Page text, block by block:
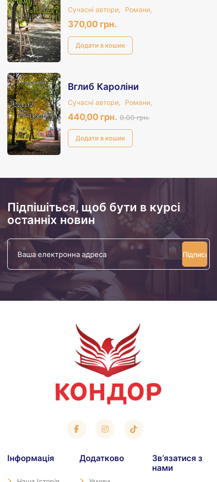
Сучасні автори, Романи,
370,00 грн.
Вглиб Кароліни
Сучасні автори, Романи,
440,00 грн. 0.00 грн.
Підпішіться, щоб бути в курсі
останніх новин
Ваша
електронна
Iнформація Додатково
Зв’язатися з
нами